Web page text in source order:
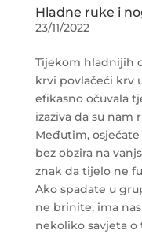
Hladne ruke i
23/11/2022
Tijekom hladnijih
krvi povlačeći krv
efikasno očuvala
izaziva da su nam
Međutim,
bez obzira na
znak da tijelo ne
Ako spadate u
ne brinite, ima
nekoliko savjeta